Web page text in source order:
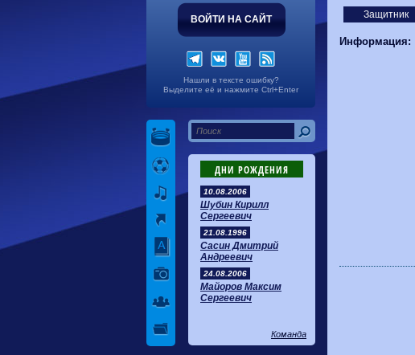
ВОЙТИ НА САЙТ
Нашли в тексте ошибку?
Выделите её и нажмите Ctrl+Enter
ДНИ РОЖДЕНИЯ
10.08.2006
Шубин Кирилл
Сергеевич
21.08.1996
Сасин Дмитрий
Андреевич
24.08.2006
Майоров Максим
Сергеевич
Команда
Защитник
Информация: